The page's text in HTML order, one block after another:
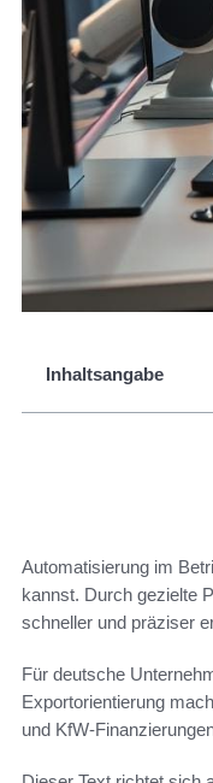
Inhaltsangabe
Automatisierung im
kannst. Durch gezielte
schneller und präziser
Für deutsche
Exportorientierung
und KfW-